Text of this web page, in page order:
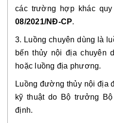
các trường hợp khác
08/2021/NĐ-CP.
3. Luồng chuyên dùng là
bến thủy nội địa chuyên
hoặc luồng địa phương.
Luồng đường thủy nội địa
kỹ thuật do Bộ trưởng
định.